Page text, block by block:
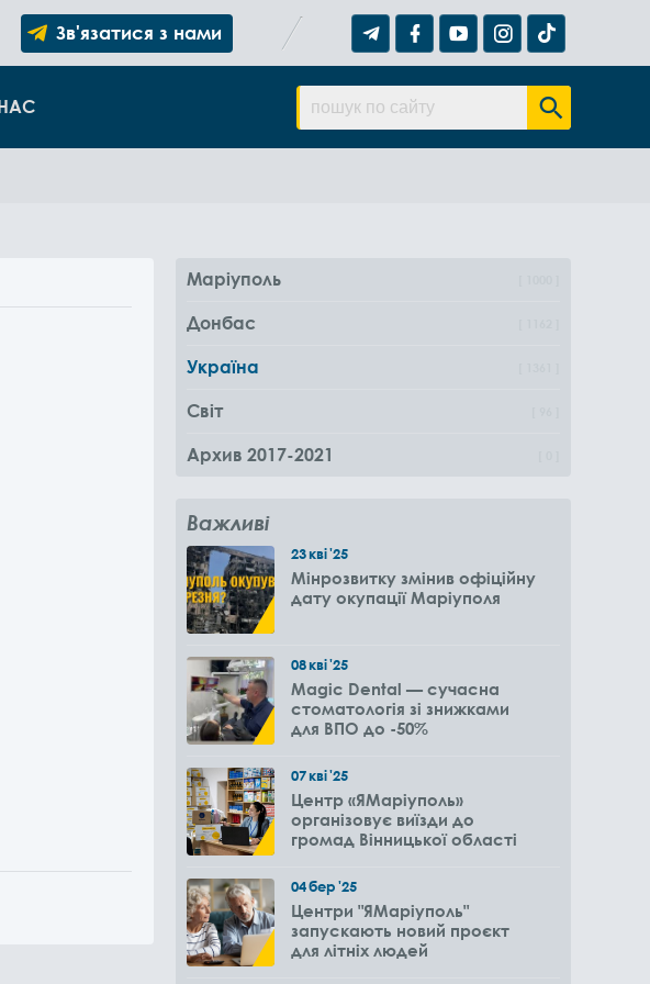
Зв'язатися з нами
Маріуполь
Донбас
Україна
Світ
Архив 2017-2021
Важливі
23кві'25
Мінрозвитку змінив офіційну
дату окупації Маріуполя
08кві'25
Magic Dental — сучасна
стоматологія зі знижками
для ВПО до -50%
07кві'25
Центр «ЯМаріуполь»
організовує виїзди до
громад Вінницької області
04бер'25
Центри "ЯМаріуполь"
запускають новий проєкт
для літніх людей